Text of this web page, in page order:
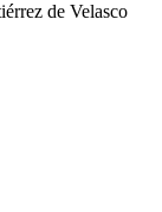
de Velasco